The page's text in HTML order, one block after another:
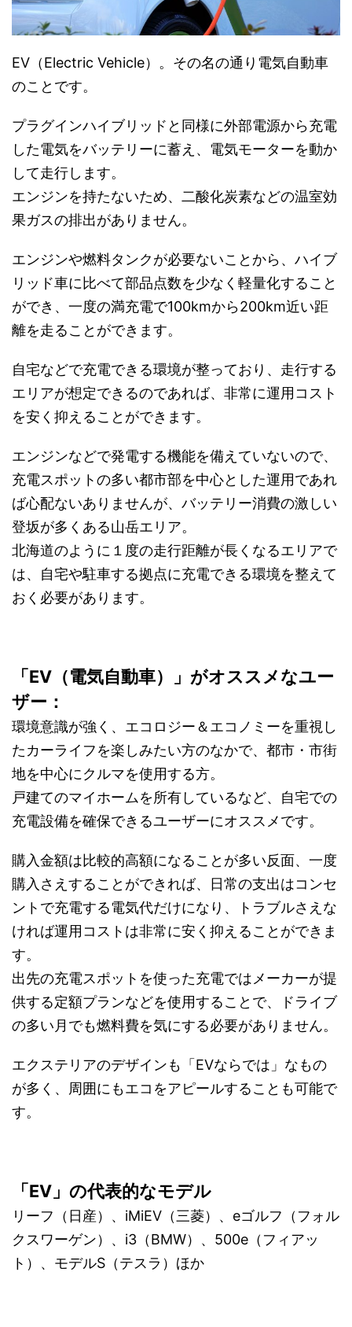
EV（Electric Vehicle）。その名の通り電気自動車
のことです。
プラグインハイブリッドと同様に外部電源から充電
した電気をバッテリーに蓄え、電気モーターを動か
して走行します。
エンジンを持たないため、二酸化炭素などの温室効
果ガスの排出がありません。
エンジンや燃料タンクが必要ないことから、ハイブ
リッド車に比べて部品点数を少なく軽量化すること
ができ、一度の満充電で100kmから200km近い距
離を走ることができます。
自宅などで充電できる環境が整っており、走行する
エリアが想定できるのであれば、非常に運用コスト
を安く抑えることができます。
エンジンなどで発電する機能を備えていないので、
充電スポットの多い都市部を中心とした運用であれ
ば心配ないありませんが、バッテリー消費の激しい
登坂が多くある山岳エリア。
北海道のように１度の走行距離が長くなるエリアで
は、自宅や駐車する拠点に充電できる環境を整えて
おく必要があります。
「EV（電気自動車）」がオススメなユー
ザー：
環境意識が強く、エコロジー＆エコノミーを重視し
たカーライフを楽しみたい方のなかで、都市・市街
地を中心にクルマを使用する方。
戸建てのマイホームを所有しているなど、自宅での
充電設備を確保できるユーザーにオススメです。
購入金額は比較的高額になることが多い反面、一度
購入さえすることができれば、日常の支出はコンセ
ントで充電する電気代だけになり、トラブルさえな
ければ運用コストは非常に安く抑えることができま
す。
出先の充電スポットを使った充電ではメーカーが提
供する定額プランなどを使用することで、ドライブ
の多い月でも燃料費を気にする必要がありません。
エクステリアのデザインも「EVならでは」なもの
が多く、周囲にもエコをアピールすることも可能で
す。
「EV」の代表的なモデル
リーフ（日産）、iMiEV（三菱）、eゴルフ（フォル
クスワーゲン）、i3（BMW）、500e（フィアッ
ト）、モデルS（テスラ）ほか